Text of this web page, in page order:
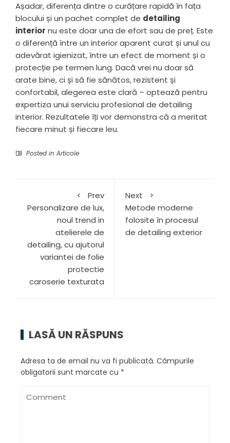
Așadar, diferența dintre o curățare rapidă în fața
blocului și un pachet complet de detailing
interior nu este doar una de efort sau de preț. Este
o diferență între un interior aparent curat și unul cu
adevărat igienizat, între un efect de moment și o
protecție pe termen lung. Dacă vrei nu doar să
arate bine, ci și să fie sănătos, rezistent și
confortabil, alegerea este clară – optează pentru
expertiza unui serviciu profesional de detailing
interior. Rezultatele îți vor demonstra că a meritat
fiecare minut și fiecare leu.
Posted in Articole
Prev
Personalizare de lux,
noul trend in
atelierele de
detailing, cu ajutorul
variantei de folie
protectie
caroserie texturata
Next
Metode moderne
folosite în procesul
de detailing exterior
LASĂ UN RĂSPUNS
Adresa ta de email nu va fi publicată. Câmpurile
obligatorii sunt marcate cu *